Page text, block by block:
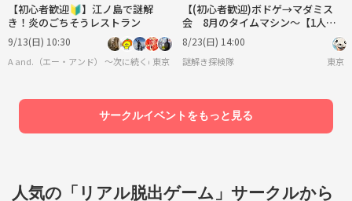
【初心者歓迎🔰】江ノ島で謎解
き！炎のごちそうレストラン
9/13(日) 10:30
A and.（エー・アンド） 〜次に続くのは、あなたの発見〜
東京
【(初心者歓迎)ボドゲ→マダミス
会 8月のタイムマシン～【1人参
加歓迎】
8/23(日) 14:00
謎解き探検隊 東京
サークルイベントをもっと見る
人気の「リアル脱出ゲーム」サークルから